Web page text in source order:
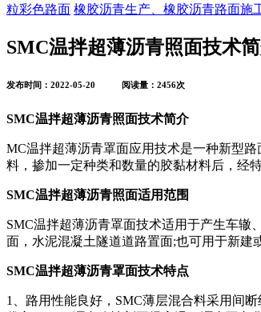
粒彩色路面 橡胶沥青生产、橡胶沥青路面施
SMC温拌超薄沥青照面技术
发布时间：2022-05-20 阅读量：2456次
SMC温拌超薄沥青照面技术简介
MC温拌超薄沥青罩面应用技术是一种新型
料，掺加一定种类和数量的胶黏材料后，经
SMC温拌超薄沥青照面适用范围
SMC温拌超薄沥青罩面技术适用于产生车辙
面，水泥混凝土隧道道路置面;也可用于新建
SMC温拌超薄沥青罩面技术特点
1、路用性能良好，SMC薄层混合料采用间